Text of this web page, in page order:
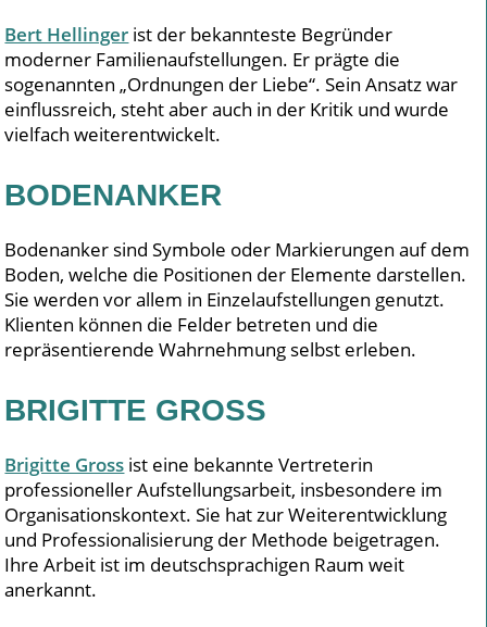
Bert Hellinger ist der bekannteste Begründer
moderner Familienaufstellungen. Er prägte die
sogenannten „Ordnungen der Liebe“. Sein Ansatz war
einflussreich, steht aber auch in der Kritik und wurde
vielfach weiterentwickelt.
BODENANKER
Bodenanker sind Symbole oder Markierungen auf dem
Boden, welche die Positionen der Elemente darstellen.
Sie werden vor allem in Einzelaufstellungen genutzt.
Klienten können die Felder betreten und die
repräsentierende Wahrnehmung selbst erleben.
BRIGITTE GROSS
Brigitte Gross ist eine bekannte Vertreterin
professioneller Aufstellungsarbeit, insbesondere im
Organisationskontext. Sie hat zur Weiterentwicklung
und Professionalisierung der Methode beigetragen.
Ihre Arbeit ist im deutschsprachigen Raum weit
anerkannt.